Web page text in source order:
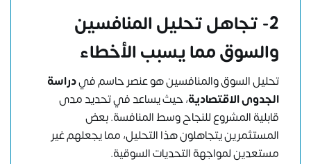
2- تجاهل تحليل المنافسين
والسوق مما يسبب الأخطاء
تحليل السوق والمنافسين هو عنصر حاسم فيدراسة
الجدوى الاقتصادية، حيث يساعد في تحديد مدى
قابلية المشروع للنجاح وسط المنافسة. بعض
المستثمرين يتجاهلون هذا التحليل، مما يجعلهم غير
مستعدين لمواجهة التحديات السوقية.